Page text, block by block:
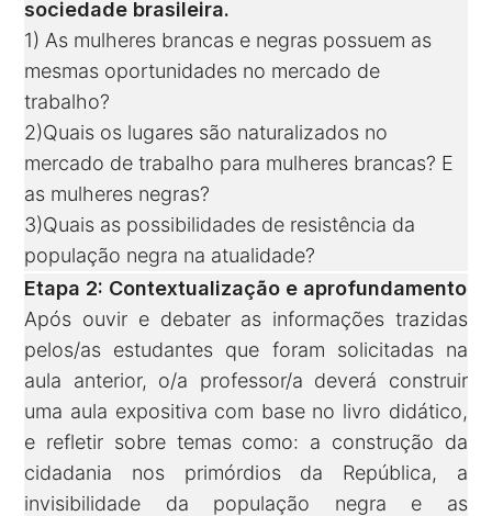
sociedade brasileira.
1) As mulheres brancas e negras possuem as
mesmas oportunidades no mercado de
trabalho?
2)Quais os lugares são naturalizados no
mercado de trabalho para mulheres brancas? E
as mulheres negras?
3)Quais as possibilidades de resistência da
população negra na atualidade?
Etapa 2: Contextualização e aprofundamento
Após ouvir e debater as informações trazidas
pelos/as estudantes que foram solicitadas na
aula anterior, o/a professor/a deverá construir
uma aula expositiva com base no livro didático,
e refletir sobre temas como: a construção da
cidadania nos primórdios da República, a
invisibilidade da população negra e as